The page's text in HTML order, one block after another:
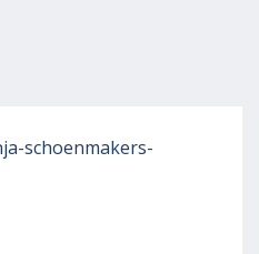
schoenmakers-